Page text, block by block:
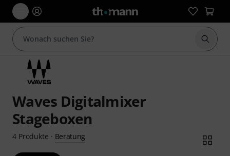
Suche
Waves Digitalmixer
Stageboxen
4 Produkte · Beratung